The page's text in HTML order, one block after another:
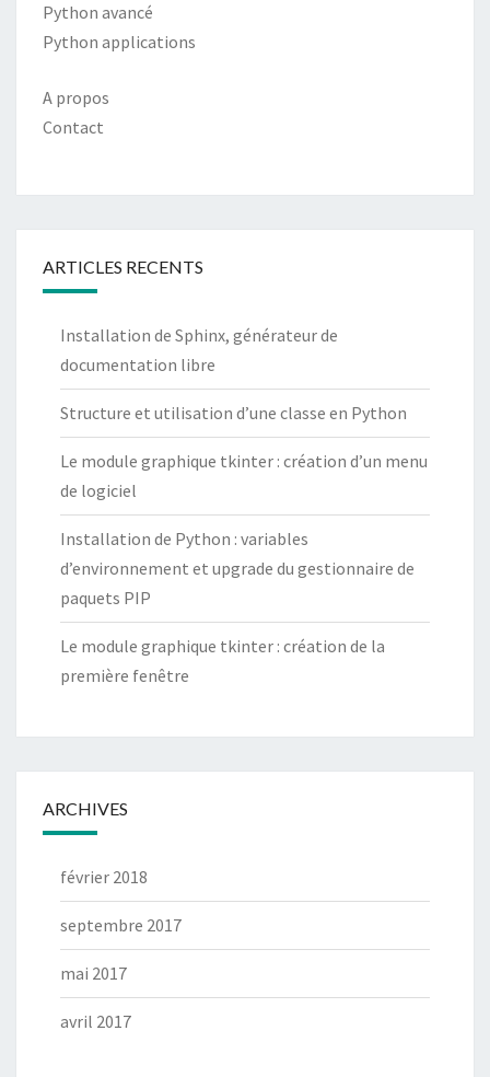
Python avancé
Python applications
A propos
Contact
ARTICLES RECENTS
Installation de Sphinx, générateur de
documentation libre
Structure et utilisation d’une classe en Python
Le module graphique tkinter : création d’un menu
de logiciel
Installation de Python : variables
d’environnement et upgrade du gestionnaire de
paquets PIP
Le module graphique tkinter : création de la
première fenêtre
ARCHIVES
février 2018
septembre 2017
mai 2017
avril 2017